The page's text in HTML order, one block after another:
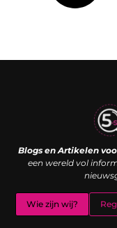
Blogs en Artikelen
een wereld vol
Wie zijn wij?